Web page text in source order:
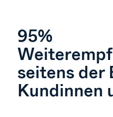
95%
seitens der
Kundinnen